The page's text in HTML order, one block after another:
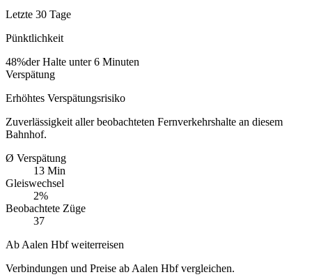
Letzte 30 Tage
Pünktlichkeit
48%der Halte unter 6 Minuten
Verspätung
Erhöhtes Verspätungsrisiko
Zuverlässigkeit aller beobachteten Fernverkehrshalte an diesem
Bahnhof.
Ø Verspätung
13 Min
Gleiswechsel
2%
Beobachtete Züge
37
Ab Aalen Hbf weiterreisen
Verbindungen und Preise ab Aalen Hbf vergleichen.